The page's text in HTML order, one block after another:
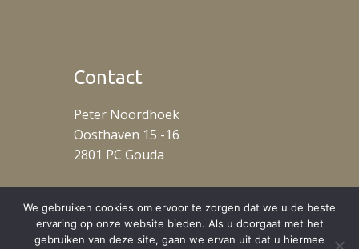
Contact
Peter Noordhoek
Oosthaven 15 -16
2801 PC Gouda
We gebruiken cookies om ervoor te zorgen dat we u de beste
ervaring op onze website bieden. Als u doorgaat met het
gebruiken van deze site, gaan we ervan uit dat u hiermee